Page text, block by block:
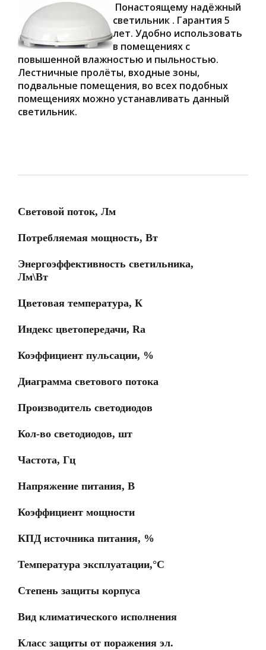
Понастоящему надёжный
светильник . Гарантия 5
лет. Удобно использовать
в помещениях с
повышенной влажностью и пыльностью.
Лестничные пролёты, входные зоны,
подвальные помещения, во всех подобных
помещениях можно устанавливать данный
светильник.
Световой поток, Лм
Потребляемая мощность, Вт
Энергоэффективность светильника,
Лм\Вт
Цветовая температура, К
Индекс цветопередачи, Ra
Коэффициент пульсации, %
Диаграмма светового потока
Производитель светодиодов
Кол-во светодиодов, шт
Частота, Гц
Напряжение питания, В
Коэффициент мощности
КПД источника питания, %
Температура эксплуатации,°C
Степень защиты корпуса
Вид климатического исполнения
Класс защиты от поражения эл.